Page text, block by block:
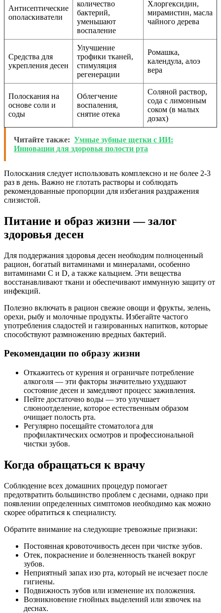
Антисептические
ополаскиватели
количество
бактерий,
уменьшают
воспаление
Хлоргексидин,
мирамистин, масла
чайного дерева
Средства для
укрепления десен
Улучшение
трофики тканей,
стимуляция
регенерации
Ромашка,
календула, алоэ
вера
Полоскания на
основе соли и
соды
Облегчение
воспаления,
снятие отека
Соляной раствор,
сода с лимонным
соком (в малых
дозах)
Читайте также: Умные зубные щетки с ИИ:
Инновации для здоровья полости рта
Полоскания следует использовать комплексно и не более 2-3
раз в день. Важно не глотать растворы и соблюдать
рекомендованные пропорции для избегания раздражения
слизистой.
Питание и образ жизни — залог
здоровья десен
Для поддержания здоровья десен необходим полноценный
рацион, богатый витаминами и минералами, особенно
витаминами С и D, а также кальцием. Эти вещества
восстанавливают ткани и обеспечивают иммунную защиту от
инфекций.
Полезно включать в рацион свежие овощи и фрукты, зелень,
орехи, рыбу и молочные продукты. Избегайте частого
употребления сладостей и газированных напитков, которые
способствуют размножению вредных бактерий.
Рекомендации по образу жизни
Откажитесь от курения и ограничьте потребление
алкоголя — эти факторы значительно ухудшают
состояние десен и замедляют процесс заживления.
Пейте достаточно воды — это улучшает
слюноотделение, которое естественным образом
очищает полость рта.
Регулярно посещайте стоматолога для
профилактических осмотров и профессиональной
чистки зубов.
Когда обращаться к врачу
Соблюдение всех домашних процедур помогает
предотвратить большинство проблем с деснами, однако при
появлении определенных симптомов необходимо как можно
скорее обратиться к специалисту.
Обратите внимание на следующие тревожные признаки:
Постоянная кровоточивость десен при чистке зубов.
Отек, покраснение и болезненность тканей вокруг
зубов.
Неприятный запах изо рта, который не исчезает после
гигиены.
Подвижность зубов или изменение их положения.
Возникновение гнойных выделений или язвочек на
деснах.